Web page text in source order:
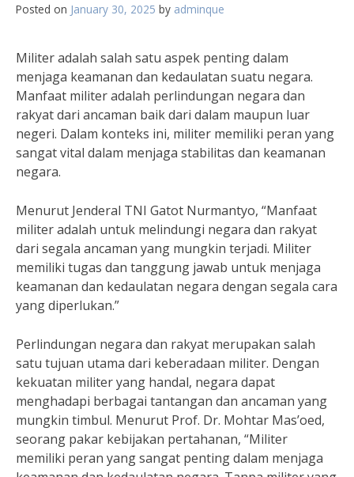
Posted on January 30, 2025 by adminque
Militer adalah salah satu aspek penting dalam
menjaga keamanan dan kedaulatan suatu negara.
Manfaat militer adalah perlindungan negara dan
rakyat dari ancaman baik dari dalam maupun luar
negeri. Dalam konteks ini, militer memiliki peran yang
sangat vital dalam menjaga stabilitas dan keamanan
negara.
Menurut Jenderal TNI Gatot Nurmantyo, “Manfaat
militer adalah untuk melindungi negara dan rakyat
dari segala ancaman yang mungkin terjadi. Militer
memiliki tugas dan tanggung jawab untuk menjaga
keamanan dan kedaulatan negara dengan segala cara
yang diperlukan.”
Perlindungan negara dan rakyat merupakan salah
satu tujuan utama dari keberadaan militer. Dengan
kekuatan militer yang handal, negara dapat
menghadapi berbagai tantangan dan ancaman yang
mungkin timbul. Menurut Prof. Dr. Mohtar Mas’oed,
seorang pakar kebijakan pertahanan, “Militer
memiliki peran yang sangat penting dalam menjaga